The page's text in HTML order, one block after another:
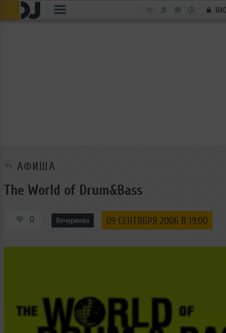
АФИША
The World of Drum&Bass
0 Вечеринка 09 СЕНТЯБРЯ 2006 В 19:00